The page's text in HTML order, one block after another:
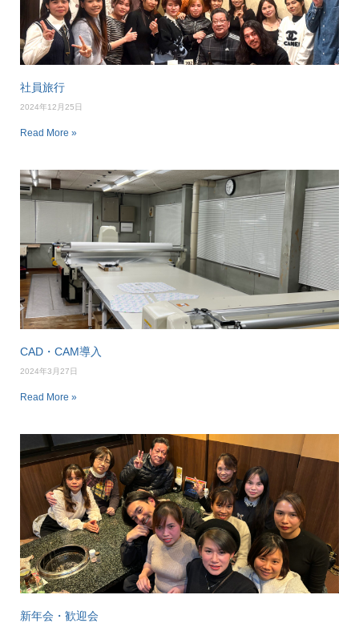
社員旅行
2024年12月25日
Read More »
CAD・CAM導入
2024年3月27日
Read More »
新年会・歓迎会